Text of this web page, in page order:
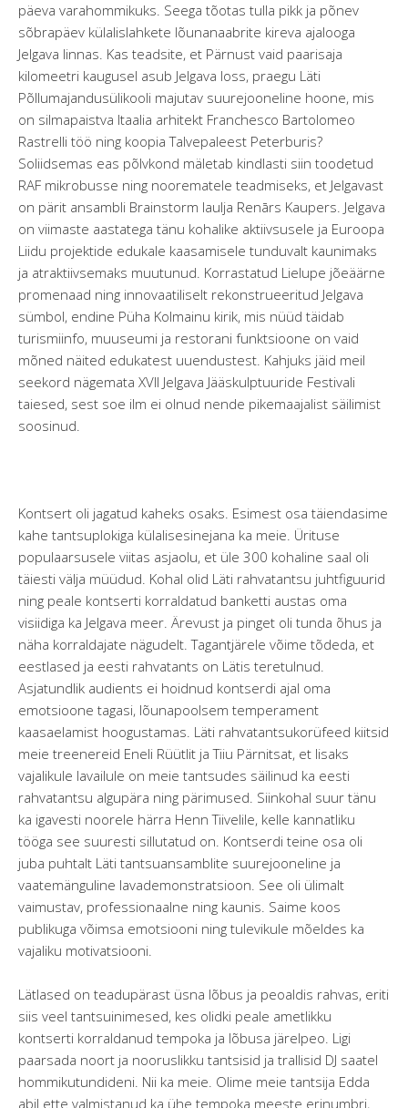
päeva varahommikuks. Seega tõotas tulla pikk ja põnev
sõbrapäev külalislahkete lõunanaabrite kireva ajalooga
Jelgava linnas. Kas teadsite, et Pärnust vaid paarisaja
kilomeetri kaugusel asub Jelgava loss, praegu Läti
Põllumajandusülikooli majutav suurejooneline hoone, mis
on silmapaistva Itaalia arhitekt Franchesco Bartolomeo
Rastrelli töö ning koopia Talvepaleest Peterburis?
Soliidsemas eas põlvkond mäletab kindlasti siin toodetud
RAF mikrobusse ning noorematele teadmiseks, et Jelgavast
on pärit ansambli Brainstorm laulja Renārs Kaupers. Jelgava
on viimaste aastatega tänu kohalike aktiivsusele ja Euroopa
Liidu projektide edukale kaasamisele tunduvalt kaunimaks
ja atraktiivsemaks muutunud. Korrastatud Lielupe jõeäärne
promenaad ning innovaatiliselt rekonstrueeritud Jelgava
sümbol, endine Püha Kolmainu kirik, mis nüüd täidab
turismiinfo, muuseumi ja restorani funktsioone on vaid
mõned näited edukatest uuendustest. Kahjuks jäid meil
seekord nägemata XVII Jelgava Jääskulptuuride Festivali
taiesed, sest soe ilm ei olnud nende pikemaajalist säilimist
soosinud.
Kontsert oli jagatud kaheks osaks. Esimest osa täiendasime
kahe tantsuplokiga külalisesinejana ka meie. Ürituse
populaarsusele viitas asjaolu, et üle 300 kohaline saal oli
täiesti välja müüdud. Kohal olid Läti rahvatantsu juhtfiguurid
ning peale kontserti korraldatud banketti austas oma
visiidiga ka Jelgava meer. Ärevust ja pinget oli tunda õhus ja
näha korraldajate nägudelt. Tagantjärele võime tõdeda, et
eestlased ja eesti rahvatants on Lätis teretulnud.
Asjatundlik audients ei hoidnud kontserdi ajal oma
emotsioone tagasi, lõunapoolsem temperament
kaasaelamist hoogustamas. Läti rahvatantsukorüfeed kiitsid
meie treenereid Eneli Rüütlit ja Tiiu Pärnitsat, et lisaks
vajalikule lavailule on meie tantsudes säilinud ka eesti
rahvatantsu algupära ning pärimused. Siinkohal suur tänu
ka igavesti noorele härra Henn Tiivelile, kelle kannatliku
tööga see suuresti sillutatud on. Kontserdi teine osa oli
juba puhtalt Läti tantsuansamblite suurejooneline ja
vaatemänguline lavademonstratsioon. See oli ülimalt
vaimustav, professionaalne ning kaunis. Saime koos
publikuga võimsa emotsiooni ning tulevikule mõeldes ka
vajaliku motivatsiooni.
Lätlased on teadupärast üsna lõbus ja peoaldis rahvas, eriti
siis veel tantsuinimesed, kes olidki peale ametlikku
kontserti korraldanud tempoka ja lõbusa järelpeo. Ligi
paarsada noort ja nooruslikku tantsisid ja trallisid DJ saatel
hommikutundideni. Nii ka meie. Olime meie tantsija Edda
abil ette valmistanud ka ühe tempoka meeste erinumbri,